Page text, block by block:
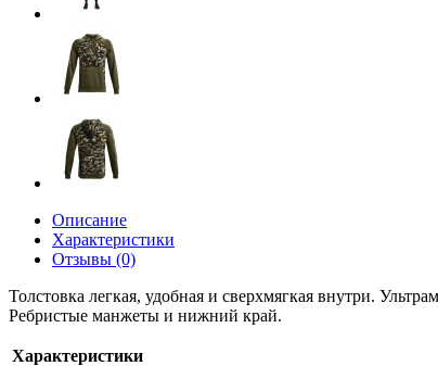
Описание
Характеристики
Отзывы (0)
Толстовка легкая, удобная и сверхмягкая внутри.
Ребристые манжеты и нижний край.
Характеристики